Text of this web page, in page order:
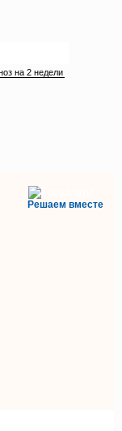
Решаем вместе